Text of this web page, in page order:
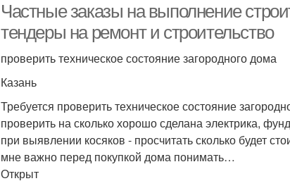
Частные заказы на выполнение
тендеры на ремонт и строительство
проверить техническое состояние загородного дома
Казань
Требуется проверить техническое состояние
проверить на сколько хорошо сделана электрика,
при выявлении косяков - просчитать сколько будет
мне важно перед покупкой дома понимать…
Открыт